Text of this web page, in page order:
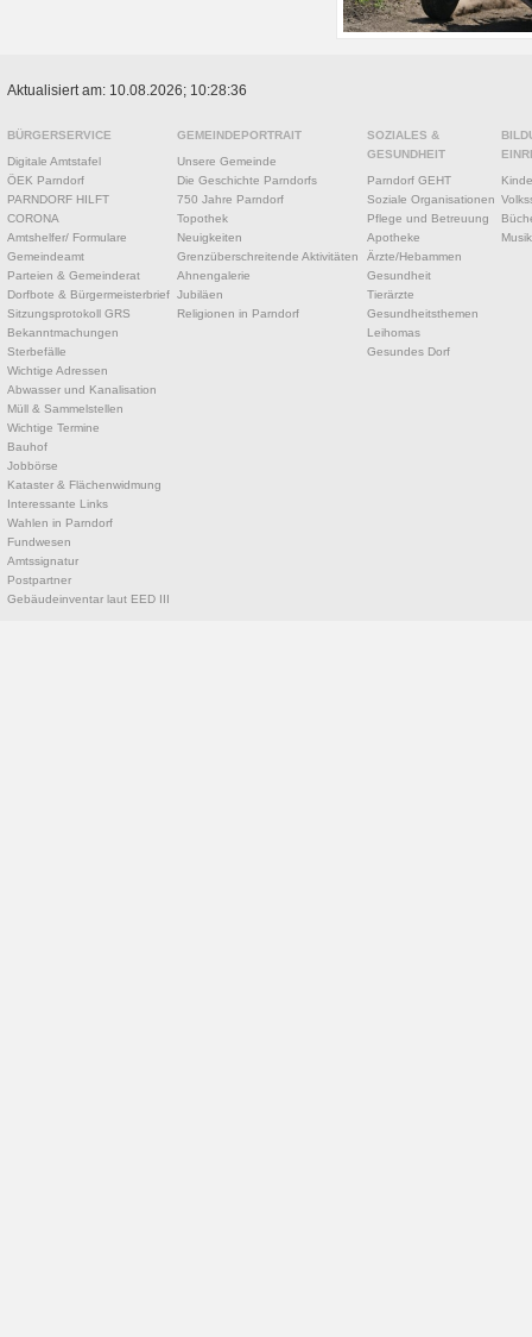
Aktualisiert am: 10.08.2026; 10:28:36
BÜRGERSERVICE
Digitale Amtstafel
ÖEK Parndorf
PARNDORF HILFT
CORONA
Amtshelfer/ Formulare
Gemeindeamt
Parteien & Gemeinderat
Dorfbote & Bürgermeisterbrief
Sitzungsprotokoll GRS
Bekanntmachungen
Sterbefälle
Wichtige Adressen
Abwasser und Kanalisation
Müll & Sammelstellen
Wichtige Termine
Bauhof
Jobbörse
Kataster & Flächenwidmung
Interessante Links
Wahlen in Parndorf
Fundwesen
Amtssignatur
Postpartner
Gebäudeinventar laut EED III
GEMEINDEPORTRAIT
Unsere Gemeinde
Die Geschichte Parndorfs
750 Jahre Parndorf
Topothek
Neuigkeiten
Grenzüberschreitende Aktivitäten
Ahnengalerie
Jubiläen
Religionen in Parndorf
SOZIALES &
GESUNDHEIT
Parndorf GEHT
Soziale Organisationen
Pflege und Betreuung
Apotheke
Ärzte/Hebammen
Gesundheit
Tierärzte
Gesundheitsthemen
Leihomas
Gesundes Dorf